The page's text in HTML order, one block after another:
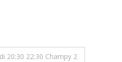
20:30 22:30 Champy 2